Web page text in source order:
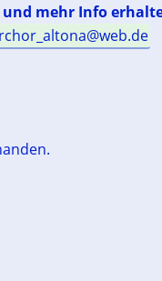
mehr Info